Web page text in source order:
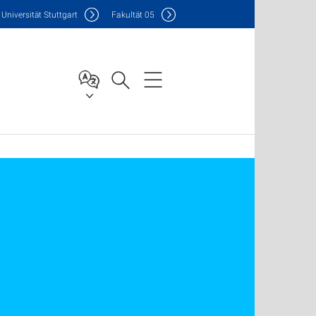
Universität Stuttgart Fakultät05